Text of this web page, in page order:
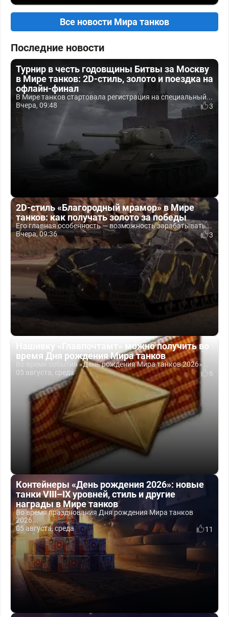
Все новости Мира танков
Последние новости
Турнир в честь годовщины Битвы за Москву
в Мире танков: 2D-стиль, золото и поездка на
офлайн-финал
В Мире танков стартовала регистрация на специальный...
Вчера, 09:48
3
2D-стиль «Благородный мрамор» в Мире
танков: как получать золото за победы
Его главная особенность — возможность зарабатывать...
Вчера, 09:36
3
Нашивку «Главпочтамт» можно получить во
время Дня рождения Мира танков
Во время события «День рождения Мира танков 2026»...
05 августа, среда
6
Контейнеры «День рождения 2026»: новые
танки VIII–IX уровней, стиль и другие
награды в Мире танков
Во время празднования Дня рождения Мира танков
2026...
05 августа, среда
11